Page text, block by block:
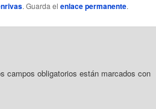
. Guarda el enlace permanente.
campos obligatorios están marcados con